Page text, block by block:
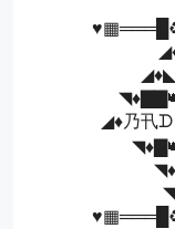
◢♦️乃卂